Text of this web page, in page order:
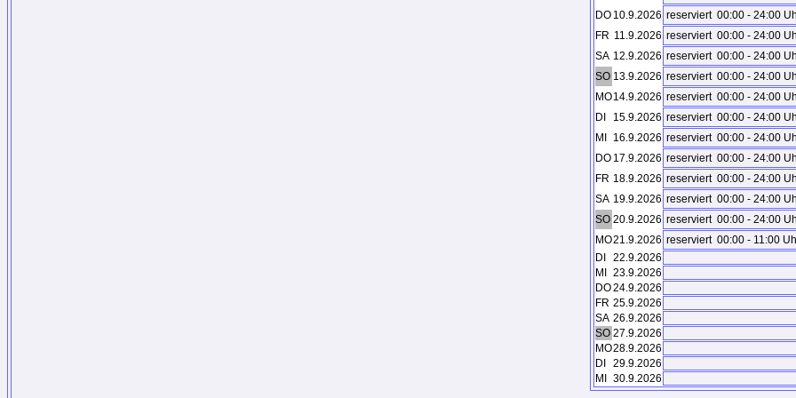
DO 10.9.2026 reserviert 00:00 - 24:00
FR 11.9.2026 reserviert 00:00 - 24:00
SA 12.9.2026 reserviert 00:00 - 24:00
SO 13.9.2026 reserviert 00:00 - 24:00
MO14.9.2026 reserviert 00:00 - 24:00
DI
15.9.2026 reserviert 00:00 - 24:00
MI
16.9.2026 reserviert 00:00 - 24:00
DO 17.9.2026 reserviert 00:00 - 24:00
FR 18.9.2026 reserviert 00:00 - 24:00
SA 19.9.2026 reserviert 00:00 - 24:00
SO 20.9.2026 reserviert 00:00 - 24:00
MO21.9.2026 reserviert 00:00 - 11:00
DI
22.9.2026
MI
23.9.2026
DO24.9.2026
FR 25.9.2026
SA 26.9.2026
SO 27.9.2026
MO28.9.2026
DI
29.9.2026
MI
30.9.2026